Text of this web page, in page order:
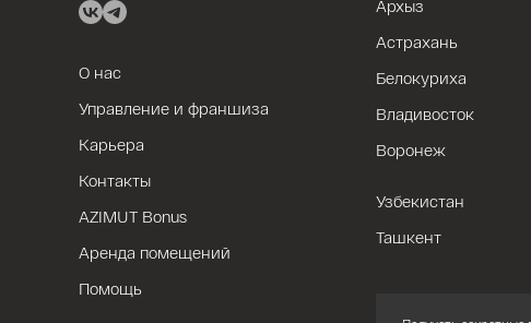
О нас
Управление и франшиза
Карьера
Контакты
AZIMUT Bonus
Аренда помещений
Помощь
Архыз
Астрахань
Белокуриха
Владивосток
Воронеж
Узбекистан
Ташкент